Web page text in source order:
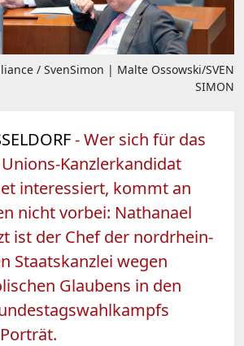
/ SvenSimon | Malte Ossowski/SVEN
SIMON
- Wer sich für das
Kanzlerkandidat
interessiert, kommt an
nicht vorbei: Nathanael
ist der Chef der nordrhein-
Staatskanzlei wegen
Glaubens in den